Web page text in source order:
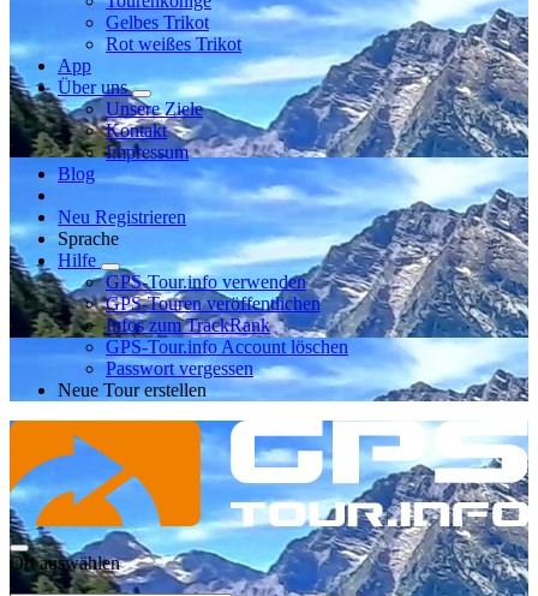
Gelbes Trikot
Rot weißes Trikot
App
Über uns
Unsere Ziele
Kontakt
Impressum
Blog
Neu Registrieren
Sprache
Hilfe
GPS-Tour.info verwenden
GPS-Touren veröffentlichen
Infos zum TrackRank
GPS-Tour.info Account löschen
Passwort vergessen
Neue Tour erstellen
Ort auswählen